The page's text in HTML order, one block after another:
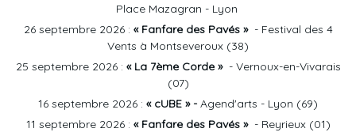
Place Mazagran - Lyon
26 septembre 2026 : « Fanfare des Pavés » - Festival des 4
Vents à Montseveroux (38)
25 septembre 2026 : « La 7ème Corde » - Vernoux-en-Vivarais
(07)
16 septembre 2026 : « cUBE » - Agend'arts - Lyon (69)
11 septembre 2026 : « Fanfare des Pavés » - Reyrieux (01)